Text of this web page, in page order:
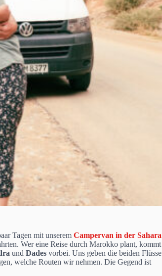
Tagen mit unserem Campervan in der Sahara
Wer eine Reise durch Marokko plant, kommt
und Dades vorbei. Uns geben die beiden Flüsse
welche Routen wir nehmen. Die Gegend ist